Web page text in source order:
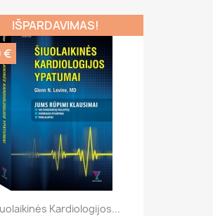
Kardiologijos...
IŠPARDAVIMAS!
€